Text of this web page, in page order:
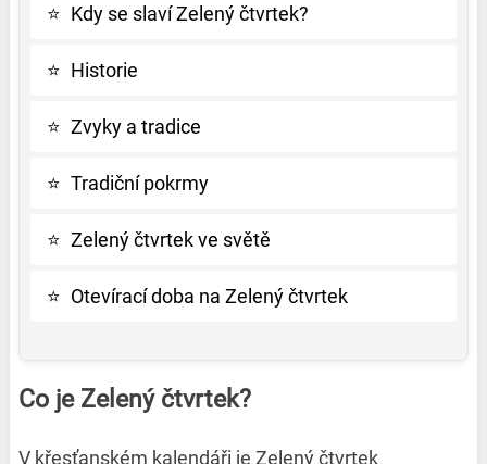
⭐ Kdy se slaví Zelený čtvrtek?
⭐ Historie
⭐ Zvyky a tradice
⭐ Tradiční pokrmy
⭐ Zelený čtvrtek ve světě
⭐ Otevírací doba na Zelený čtvrtek
Co je Zelený čtvrtek?
V křesťanském kalendáři je Zelený čtvrtek